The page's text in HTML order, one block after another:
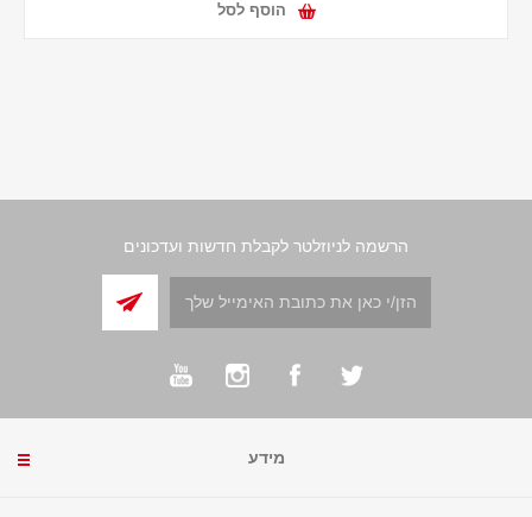
הוסף לסל
הרשמה לניוזלטר לקבלת חדשות ועדכונים
מידע